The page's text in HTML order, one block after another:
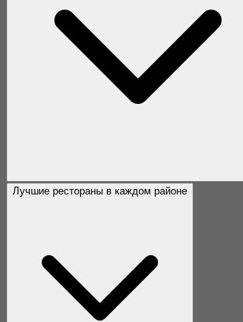
Лучшие рестораны в каждом районе